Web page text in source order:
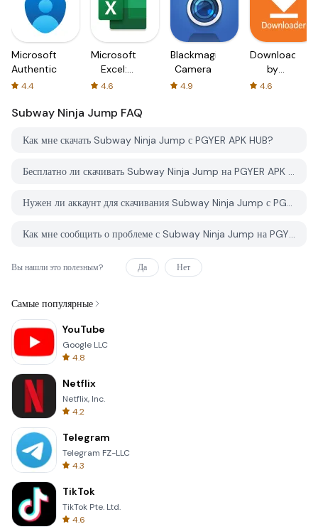
Microsoft
Authenticator
4.4
Microsoft
Excel:
Spreadsheets
4.6
Blackmagic
Camera
4.9
Downloader
by
AFTVnews
4.6
Subway Ninja Jump FAQ
Как мне скачать Subway Ninja Jump с PGYER APK HUB?
Бесплатно ли скачивать Subway Ninja Jump на PGYER APK HUB?
Нужен ли аккаунт для скачивания Subway Ninja Jump с PGYER APK HUB?
Как мне сообщить о проблеме с Subway Ninja Jump на PGYER APK HUB?
Вы нашли это полезным? Да Нет
Самые популярные
YouTube
Google LLC
4.8
Netflix
Netflix, Inc.
4.2
Telegram
Telegram FZ-LLC
4.3
TikTok
TikTok Pte. Ltd.
4.6